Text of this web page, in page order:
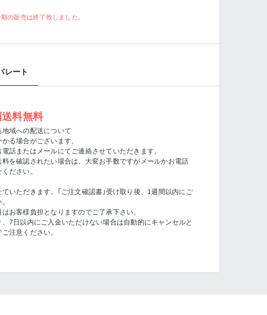
の販売は終了致しました。
レート
送料無料
域への配送について
る場合がございます。
話またはメールにてご連絡させていただきます。
料を確認されたい場合は、大変お手数ですがメールかお電話
ださい。
いただきます。｢ご注文確認書｣受け取り後、1週間以内にご
お客様負担となりますのでご了承下さい。
、7日以内にご入金いただけない場合は自動的にキャンセルと
注意ください。